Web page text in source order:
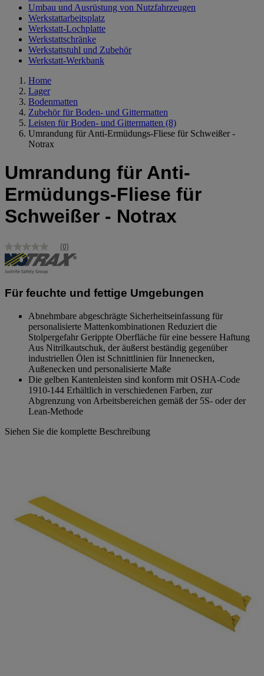
Umbau und Ausrüstung von Nutzfahrzeugen
Werkstattarbeitsplatz
Werkstatt-Lochplatte
Werkstattschränke
Werkstattstuhl und Zubehör
Werkstatt-Werkbank
Home
Lager
Bodenmatten
Zubehör für Boden- und Gittermatten
Leisten für Boden- und Gittermatten (8)
Umrandung für Anti-Ermüdungs-Fliese für Schweißer -
Notrax
Umrandung für Anti-
Ermüdungs-Fliese für
Schweißer - Notrax
Kein
Bewertungswert
Link
gleichen
Seite.
(0)
Für feuchte und fettige Umgebungen
Abnehmbare abgeschrägte Sicherheitseinfassung für
personalisierte Mattenkombinationen Reduziert die
Stolpergefahr Gerippte Oberfläche für eine bessere Haftung
Aus Nitrilkautschuk, der äußerst beständig gegenüber
industriellen Ölen ist Schnittlinien für Innenecken,
Außenecken und personalisierte Maße
Die gelben Kantenleisten sind konform mit OSHA-Code
1910-144 Erhältlich in verschiedenen Farben, zur
Abgrenzung von Arbeitsbereichen gemäß der 5S- oder der
Lean-Methode
Siehen Sie die komplette Beschreibung